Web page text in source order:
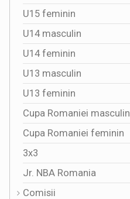
U15 feminin
U14 masculin
U14 feminin
U13 masculin
U13 feminin
Cupa Romaniei masculin
Cupa Romaniei feminin
3x3
Jr. NBA Romania
Comisii